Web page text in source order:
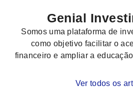
Genial
Somos uma plataforma de
como objetivo facilitar o
financeiro e ampliar a
Ver todos os